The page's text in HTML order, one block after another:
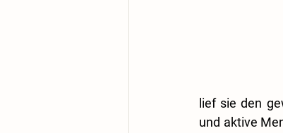
lief sie den
und aktive